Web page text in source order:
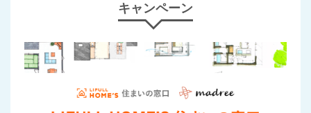
キャンペーン